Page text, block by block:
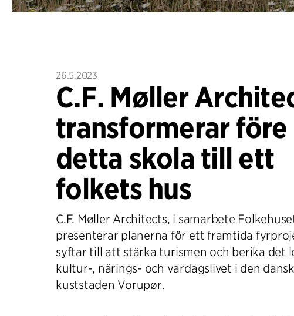
26.5.2023
C.F. Møller
transformerar före
detta skola till ett
folkets hus
C.F. Møller Architects, i samarbete
presenterar planerna för ett framtida
syftar till att stärka turismen och berika det
kultur-, närings- och vardagslivet i den
kuststaden Vorupør.